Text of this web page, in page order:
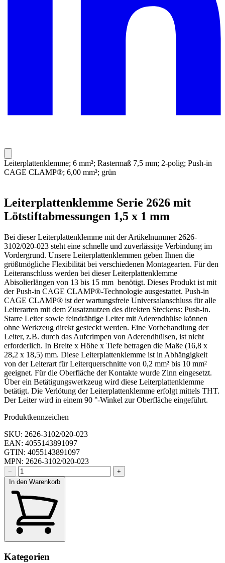
Leiterplattenklemme; 6 mm²; Rastermaß 7,5 mm; 2-polig; Push-in
CAGE CLAMP®; 6,00 mm²; grün
Leiterplattenklemme Serie 2626 mit
Lötstiftabmessungen 1,5 x 1 mm
Bei dieser Leiterplattenklemme mit der Artikelnummer 2626-
3102/020-023 steht eine schnelle und zuverlässige Verbindung im
Vordergrund. Unsere Leiterplattenklemmen geben Ihnen die
größtmögliche Flexibilität bei verschiedenen Montagearten. Für den
Leiteranschluss werden bei dieser Leiterplattenklemme
Abisolierlängen von 13 bis 15 mm benötigt. Dieses Produkt ist mit
der Push-in CAGE CLAMP®-Technologie ausgestattet. Push-in
CAGE CLAMP® ist der wartungsfreie Universalanschluss für alle
Leiterarten mit dem Zusatznutzen des direkten Steckens: Push-in.
Starre Leiter sowie feindrähtige Leiter mit Aderendhülse können
ohne Werkzeug direkt gesteckt werden. Eine Vorbehandlung der
Leiter, z.B. durch das Aufcrimpen von Aderendhülsen, ist nicht
erforderlich. In Breite x Höhe x Tiefe betragen die Maße (16,8 x
28,2 x 18,5) mm. Diese Leiterplattenklemme ist in Abhängigkeit
von der Leiterart für Leiterquerschnitte von 0,2 mm² bis 10 mm²
geeignet. Für die Oberfläche der Kontakte wurde Zinn eingesetzt.
Über ein Betätigungswerkzeug wird diese Leiterplattenklemme
betätigt. Die Verlötung der Leiterplattenklemme erfolgt mittels THT.
Der Leiter wird in einem 90 °-Winkel zur Oberfläche eingeführt.
Produktkennzeichen
SKU: 2626-3102/020-023
EAN: 4055143891097
GTIN: 4055143891097
MPN: 2626-3102/020-023
−
+
In den Warenkorb
Kategorien